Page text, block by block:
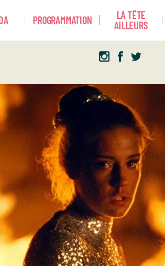
PROGRAMMATION
LA TÊTE
AILLEURS